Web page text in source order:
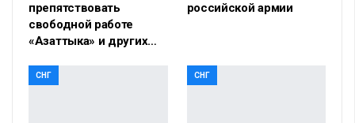
препятствовать
свободной работе
«Азаттыка» и других…
российской армии
СНГ СНГ